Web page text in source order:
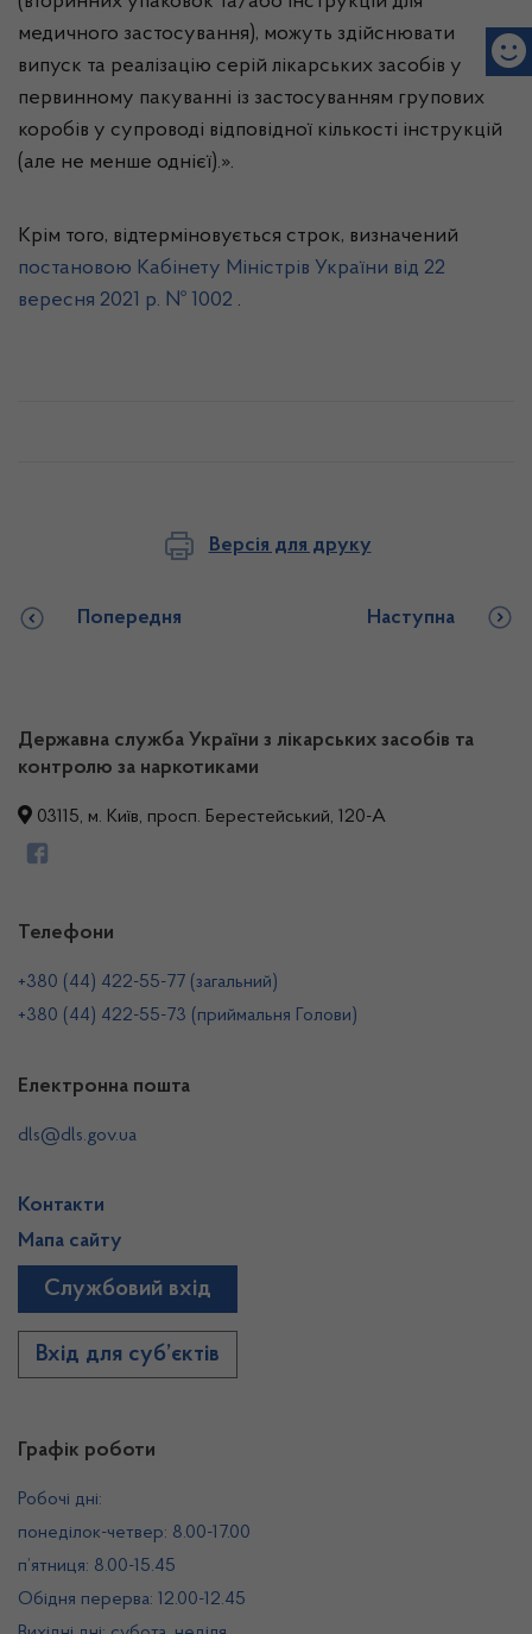
медичного застосування), можуть здійснювати
випуск та реалізацію серій лікарських засобів у
первинному пакуванні із застосуванням групових
коробів у супроводі відповідної кількості інструкцій
(але не менше однієї).».
Крім того, відтерміновується строк, визначений
постановою Кабінету Міністрів України від 22
вересня 2021 р. № 1002 .
Версія для друку
Попередня Наступна
Державна служба України з лікарських засобів та
контролю за наркотиками
03115, м. Київ, просп. Берестейський, 120-А
Графік роботи
Робочі дні:
понеділок-четвер: 8.00-17.00
п’ятниця: 8.00-15.45
Обідня перерва: 12.00-12.45
Телефони
+380 (44) 422-55-77 (загальний)
+380 (44) 422-55-73 (приймальня Голови)
Електронна пошта
dls@dls.gov.ua
Контакти
Мапа сайту
Службовий вхід
Вхід для суб’єктів